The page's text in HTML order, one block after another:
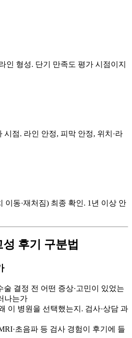
인 형성. 단기 만족도 평가 시점이지
시점. 라인 안정, 피막 안정, 위치·라
이동·재처짐) 최종 확인. 1년 이상 안
후기 구분법
술 결정 전 어떤 증상·고민이 있었는
나는가
이 병원을 선택했는지. 검사·상담 과
초음파 등 검사 경험이 후기에 들